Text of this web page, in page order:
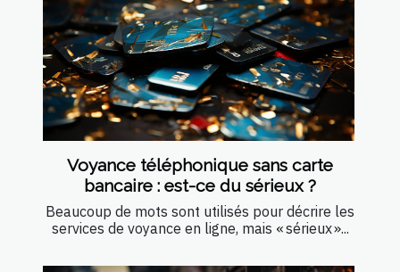
Voyance téléphonique sans carte
bancaire : est-ce du sérieux ?
Beaucoup de mots sont utilisés pour décrire les
services de voyance en ligne, mais « sérieux »...